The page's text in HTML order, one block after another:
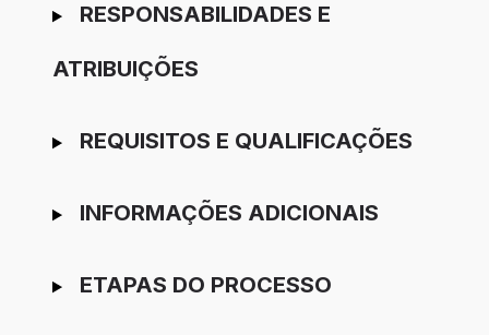
RESPONSABILIDADES E
ATRIBUIÇÕES
REQUISITOS E QUALIFICAÇÕES
INFORMAÇÕES ADICIONAIS
ETAPAS DO PROCESSO